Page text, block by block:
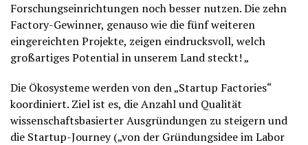
Forschungseinrichtungen noch besser nutzen. Die zehn
Factory-Gewinner, genauso wie die fünf weiteren
eingereichten Projekte, zeigen eindrucksvoll, welch
großartiges Potential in unserem Land steckt! „
Die Ökosysteme werden von den „Startup Factories“
koordiniert. Ziel ist es, die Anzahl und Qualität
wissenschaftsbasierter Ausgründungen zu steigern und
die Startup-Journey („von der Gründungsidee im Labor